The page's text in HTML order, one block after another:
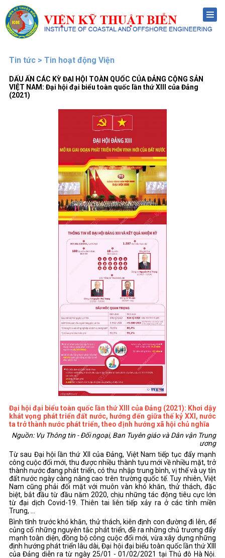
Menu
Tin tức > Tin hoạt động Viện
DẤU ẤN CÁC KỲ ĐẠI HỘI TOÀN QUỐC CỦA ĐẢNG CỘNG SẢN
VIỆT NAM: Đại hội đại biểu toàn quốc lần thứ XIII của Đảng
(2021)
Đại hội đại biểu toàn quốc lần thứ XIII của Đảng (2021): Khơi dậy
khát vọng phát triển đất nước, hướng đến giữa thế kỷ XXI, nước
ta trở thành nước phát triển, theo định hướng xã hội chủ nghĩa
Nguồn: Vụ Thông tin - Đối ngoại, Ban Tuyên giáo và Dân vận Trung
ương
Từ sau Đại hội lần thứ XII của Đảng, Việt Nam tiếp tục đẩy mạnh
công cuộc đổi mới, thu được nhiều thành tựu mới về nhiều mặt, trở
thành nước đang phát triển, có thu nhập trung bình, vị thế và uy tín
đất nước ngày càng nâng cao trên trường quốc tế. Tuy nhiên, Việt
Nam cũng phải đối mặt với muôn vàn khó khăn, thử thách, đặc
biệt, bắt đầu từ đầu năm 2020, chịu những tác động tiêu cực lớn
từ đại dịch Covid-19. Thiên tai liên tiếp xảy ra ở các tỉnh miền
Trung, ...
Bình tĩnh trước khó khăn, thử thách, kiên định con đường đi lên, để
củng cố những nguyên tắc phát triển, đề ra những chủ trương đẩy
mạnh toàn diện, đồng bộ công cuộc đổi mới, vừa xây dựng những
định hướng phát triển lâu dài, Đại hội đại biểu toàn quốc lần thứ XIII
của Đảng diễn ra từ ngày 25/01 - 01/02/2021 tại Thủ đô Hà Nội.